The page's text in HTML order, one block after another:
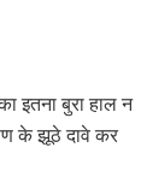
इतना बुरा हाल न
के झूठे दावे कर